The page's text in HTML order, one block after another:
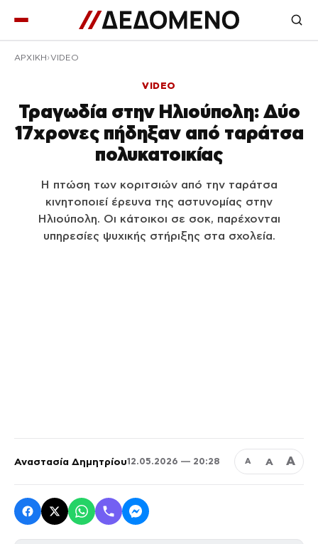
ΑΡΧΙΚΉ VIDEO
VIDEO
Τραγωδία στην Ηλιούπολη: Δύο
17χρονες πήδηξαν από ταράτσα
πολυκατοικίας
Η πτώση των κοριτσιών από την ταράτσα
κινητοποιεί έρευνα της αστυνομίας στην
Ηλιούπολη. Οι κάτοικοι σε σοκ, παρέχονται
υπηρεσίες ψυχικής στήριξης στα σχολεία.
Αναστασία Δημητρίου12.05.2026 — 20:28 Α Α Α